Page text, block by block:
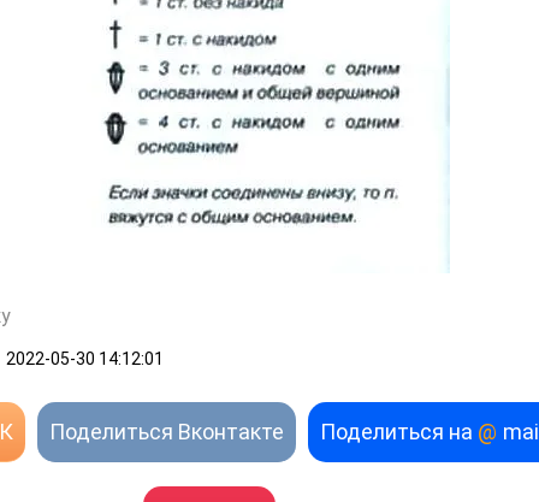
2022-05-30 14:12:01
Поделиться Вконтакте Поделиться на @